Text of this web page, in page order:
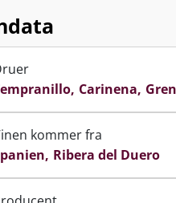
Carinena
kommer fra
Ribera del Duero